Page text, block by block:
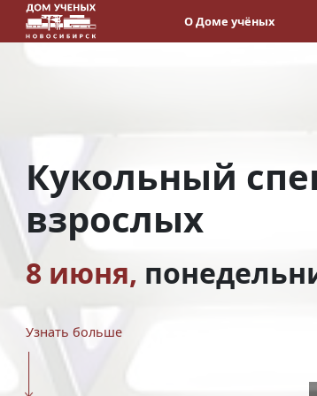
О Доме учёных
Кукольный
взрослых
8 июня,
Узнать больше